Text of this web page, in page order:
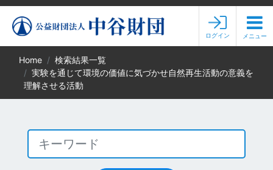
ログイン メニュー
Home
検索結果一覧
実験を通じて環境の価値に気づかせ自然再生活動の意義を
理解させる活動